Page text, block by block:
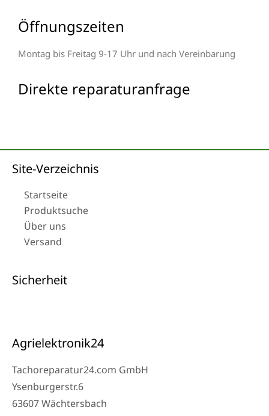
Öffnungszeiten
Montag bis Freitag 9-17 Uhr und nach Vereinbarung
Direkte reparaturanfrage
Site-Verzeichnis
Startseite
Produktsuche
Über uns
Versand
Sicherheit
Agrielektronik24
Tachoreparatur24.com GmbH
Ysenburgerstr.6
63607 Wächtersbach